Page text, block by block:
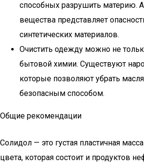
способных разрушить материю.
вещества представляет
синтетических материалов.
Очистить одежду можно не
бытовой химии. Существуют
которые позволяют убрать
безопасным способом.
Общие рекомендации
Солидол — это густая пластичная
цвета, которая состоит и продуктов